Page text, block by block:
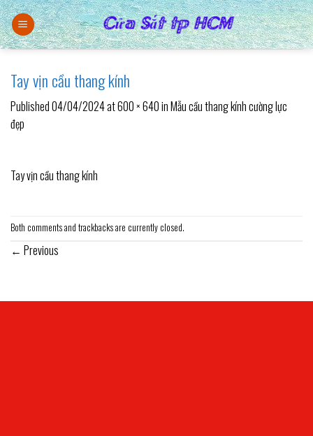
Skip
to
content
Tay vịn cầu thang kính
Published04/04/2024at600 × 640inMẫu cầu thang kính cường lực
đẹp
Tay vịn cầu thang kính
Both comments and trackbacks are currently closed.
← Previous